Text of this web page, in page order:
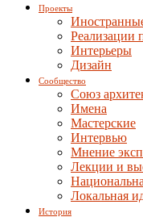
Проекты
Реализации
Интерьеры
Дизайн
Сообщество
Союз
Имена
Мастерские
Интервью
Мнение
Лекции и
Локальная
История